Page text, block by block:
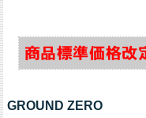
GROUND ZERO